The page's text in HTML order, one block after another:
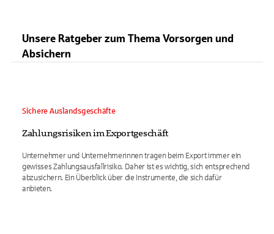
Unsere Ratgeber zum Thema Vorsorgen und
Absichern
Sichere Auslandsgeschäfte
Zahlungsrisiken im Exportgeschäft
Unternehmer und Unternehmerinnen tragen beim Export immer ein
gewisses Zahlungsausfallrisiko. Daher ist es wichtig, sich entsprechend
abzusichern. Ein Überblick über die Instrumente, die sich dafür
anbieten.